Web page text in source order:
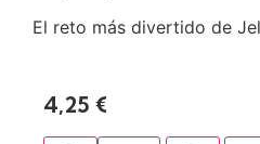
El reto más divertido de
4,25 €